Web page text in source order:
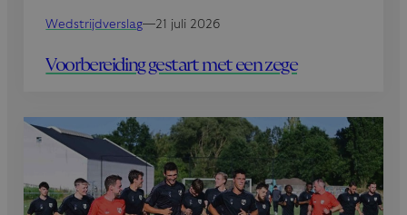
Wedstrijdverslag—21 juli 2026
Voorbereiding gestart met een zege